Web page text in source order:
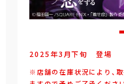
2025年3 月下旬 登場
※店舗の在庫状況により、